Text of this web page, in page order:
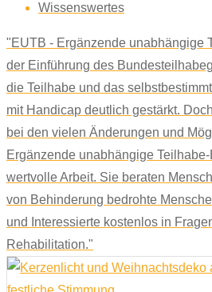
Wissenswertes
"EUTB - Ergänzende unabhängige
der Einführung des
die Teilhabe und das
mit Handicap deutlich gestärkt.
bei den vielen Änderungen und
Ergänzende unabhängige
wertvolle Arbeit. Sie beraten
von Behinderung bedrohte
und Interessierte kostenlos in
Rehabilitation."